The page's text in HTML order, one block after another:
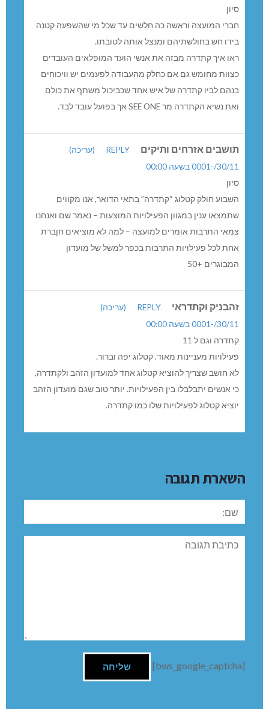
סיון
חברי המועצה וראשה כה חלשים עד שכל מי שהשפעה קטנה
בידו חש בחולשתיהם ומנצל אותה לטובתו.
ראו איך קתדרה מבזה את אנשי הועד המופלאים העובדים
כצוות מחומש גם אם כחלק מהעבודה לפעמים יש וויכוחים
בנהם לביו קתדרה של איש אחד שכביכול משתף את כולם
ואת נשיא הקתדרה מר SEE ONE אך בפועל עובד לבד.
תושבים אזרחים ותיקים REPLY
(עריכה)
30/11/-0001 בשעה 00:00
סיון
השבוע חולק קטלוג “קתדרה” בתאי הדואר, אנו מקווים
שתמצאו ענין במגוון הפעילויות המוצעות – נאמר שם ואנחנו
צמאי התרבות אומרים למועצה – למה לא מוציאים חןברת
אחת לכל פעילויות התרבות בכפר למשל של מועדון
המבוגרים +50
זהבניק וקתדראי REPLY
(עריכה)
30/11/-0001 בשעה 00:00
קתדרה וגם ל 11
פעילויות מעניינות מאוד. קטלוג יפה וברור.
לא חושב שצריך להוציא קטלוג אחד למועדון הזהב ולקתדרה,
כי אנשים יתבלבלו בין הפעילויות. יותר טוב שגם מועדון הזהב
יוציא קטלוג לפעילויות שלו כמו קתדרה.
השארת תגובה
שם:
תגובה
[bws_google_captcha]